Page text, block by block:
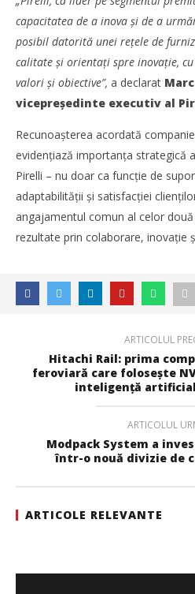
capacitatea de a inova și de a
posibil datorită unei rețele de
calitate și orientați spre inovație,
valori și obiective”, a declarat
vicepreședinte executiv al
Recunoașterea acordată
evidențiază importanța strategică
Pirelli – nu doar ca funcție de
adaptabilității și satisfacției
angajamentul comun al celor
rezultate prin colaborare, inovație
ARTICOLUL
Hitachi Rail: prima
feroviară care folosește
inteligenţă
ARTICOLUL
Modpack System a
într-o nouă divizie de
ARTICOLE RELEVANTE